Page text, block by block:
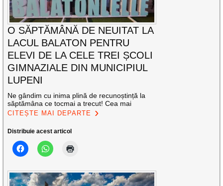
O SĂPTĂMÂNĂ DE NEUITAT LA
LACUL BALATON PENTRU
ELEVI DE LA CELE TREI ȘCOLI
GIMNAZIALE DIN MUNICIPIUL
LUPENI
Ne gândim cu inima plină de recunoștință la
săptămâna ce tocmai a trecut! Cea mai
CITEȘTE MAI DEPARTE
Distribuie acest articol